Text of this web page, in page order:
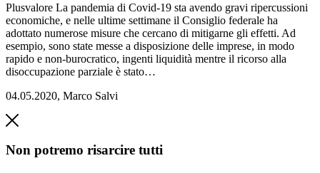
Plusvalore La pandemia di Covid-19 sta avendo gravi ripercussioni
economiche, e nelle ultime settimane il Consiglio federale ha
adottato numerose misure che cercano di mitigarne gli effetti. Ad
esempio, sono state messe a disposizione delle imprese, in modo
rapido e non-burocratico, ingenti liquidità mentre il ricorso alla
disoccupazione parziale è stato…
04.05.2020, Marco Salvi
Non potremo risarcire tutti